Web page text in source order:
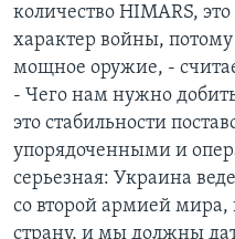
количество HIMARS,
характер войны,
мощное оружие, -
- Чего нам нужно
это стабильности
упорядоченными и
серьезная: Украина
со второй армией мира,
страну, и мы должны